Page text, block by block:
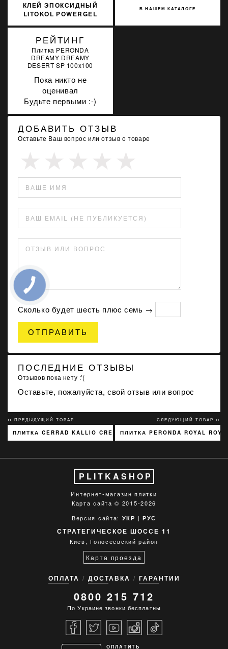
КЛЕЙ ЭПОКСИДНЫЙ
LITOKOL POWERGEL
PWRGPRMXB0010
В НАШЕМ КАТАЛОГЕ
РЕЙТИНГ
Плитка PERONDA
DREAMY DREAMY
DESERT SP 100x100
Пока никто не
оценивал
Будьте первыми :-)
ДОБАВИТЬ ОТЗЫВ
Оставьте Ваш вопрос или отзыв о товаре
ВАШЕ ИМЯ
ВАШ EMAIL (НЕ ПУБЛИКУЕТСЯ)
ОТЗЫВ ИЛИ ВОПРОС
Сколько будет шeсть плюc семь →
ОТПРАВИТЬ
ПОСЛЕДНИЕ ОТЗЫВЫ
Отзывов пока нету :'(
Оставьте, пожалуйста, свой отзыв или вопрос
↢ ПРЕДЫДУЩИЙ ТОВАР
ПЛИТКА CERRAD KALLIO CREAM 3768 15X45
СЛЕДУЮЩИЙ ТОВАР ↣
ПЛИТКА PERONDA ROYAL
PLITKASHOP
Интернет-магазин плитки
Карта сайта © 2015-2026
Версия сайта: УКР | РУС
СТРАТЕГИЧЕСКОЕ ШОССЕ 11
Киев, Голосеевский район
Карта проезда
ОПЛАТА ДОСТАВКА ГАРАНТИИ
0800 215 712
По Украине звонки бесплатны
ОПЛАТИТЬ